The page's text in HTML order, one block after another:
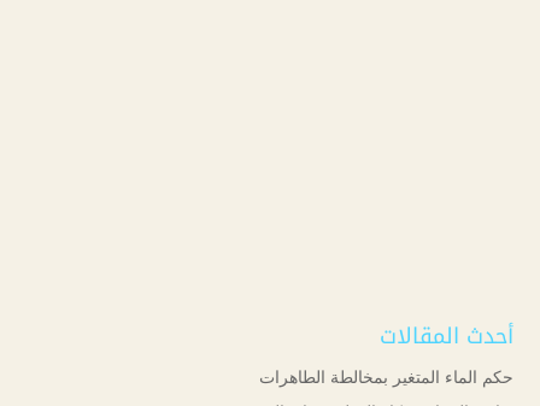
أحدث المقالات
حكم الماء المتغير بمخالطة الطاهرات